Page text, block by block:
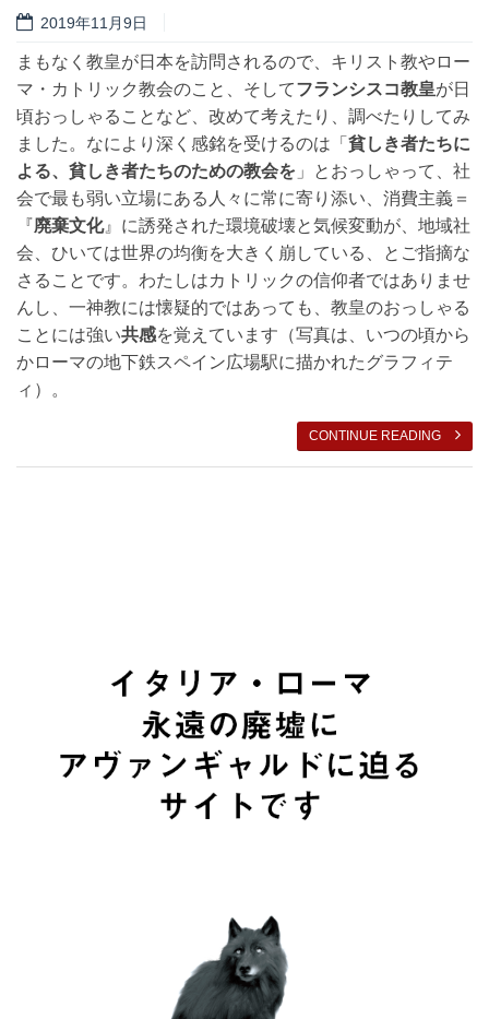
2019年11月9日
まもなく教皇が日本を訪問されるので、キリスト教やロー
マ・カトリック教会のこと、そしてフランシスコ教皇が日
頃おっしゃることなど、改めて考えたり、調べたりしてみ
ました。なにより深く感銘を受けるのは「 貧しき者たちに
よる、貧しき者たちのための教会を 」とおっしゃって、社
会で最も弱い立場にある人々に常に寄り添い、消費主義＝
『廃棄文化』に誘発された環境破壊と気候変動が、地域社
会、ひいては世界の均衡を大きく崩している、とご指摘な
さることです。わたしはカトリックの信仰者ではありませ
んし、一神教には懐疑的ではあっても、教皇のおっしゃる
ことには強い共感を覚えています（写真は、いつの頃から
かローマの地下鉄スペイン広場駅に描かれたグラフィテ
ィ）。
CONTINUE READING